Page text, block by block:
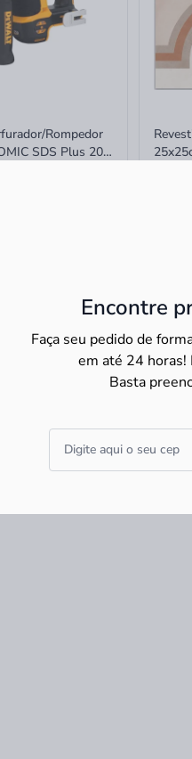
Encontre
Faça seu pedido de
em até 24 horas!
Basta
Rompedor
SDS Plus 20V
e Carregador
R$
e que pode ser